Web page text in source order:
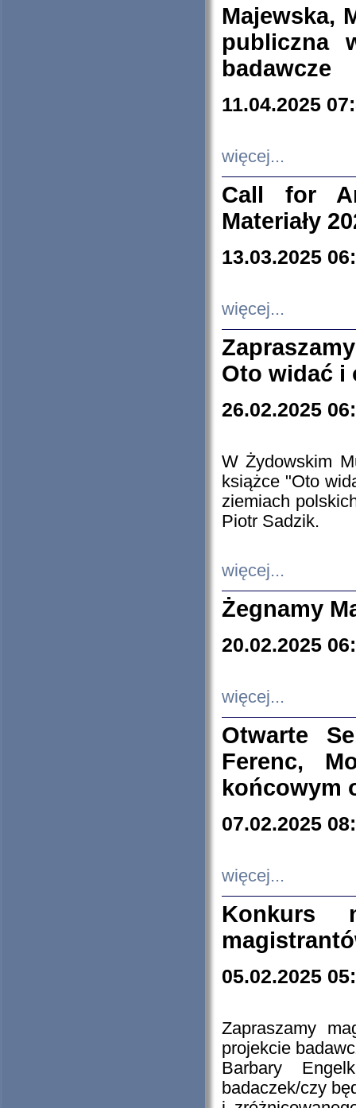
Majewska,
publiczna
badawcze
11.04.2025
więcej...
Call for
Materiały
13.03.2025
więcej...
Oto widać i
26.02.2025
W Żydowskim
książce "Oto
ziemiach
Piotr Sadzik.
więcej...
Żegnamy
20.02.2025
więcej...
Otwarte
Ferenc,
końcowym
07.02.2025
więcej...
Konkurs
05.02.2025
Zapraszamy
projekcie
Barbary
badaczek/czy